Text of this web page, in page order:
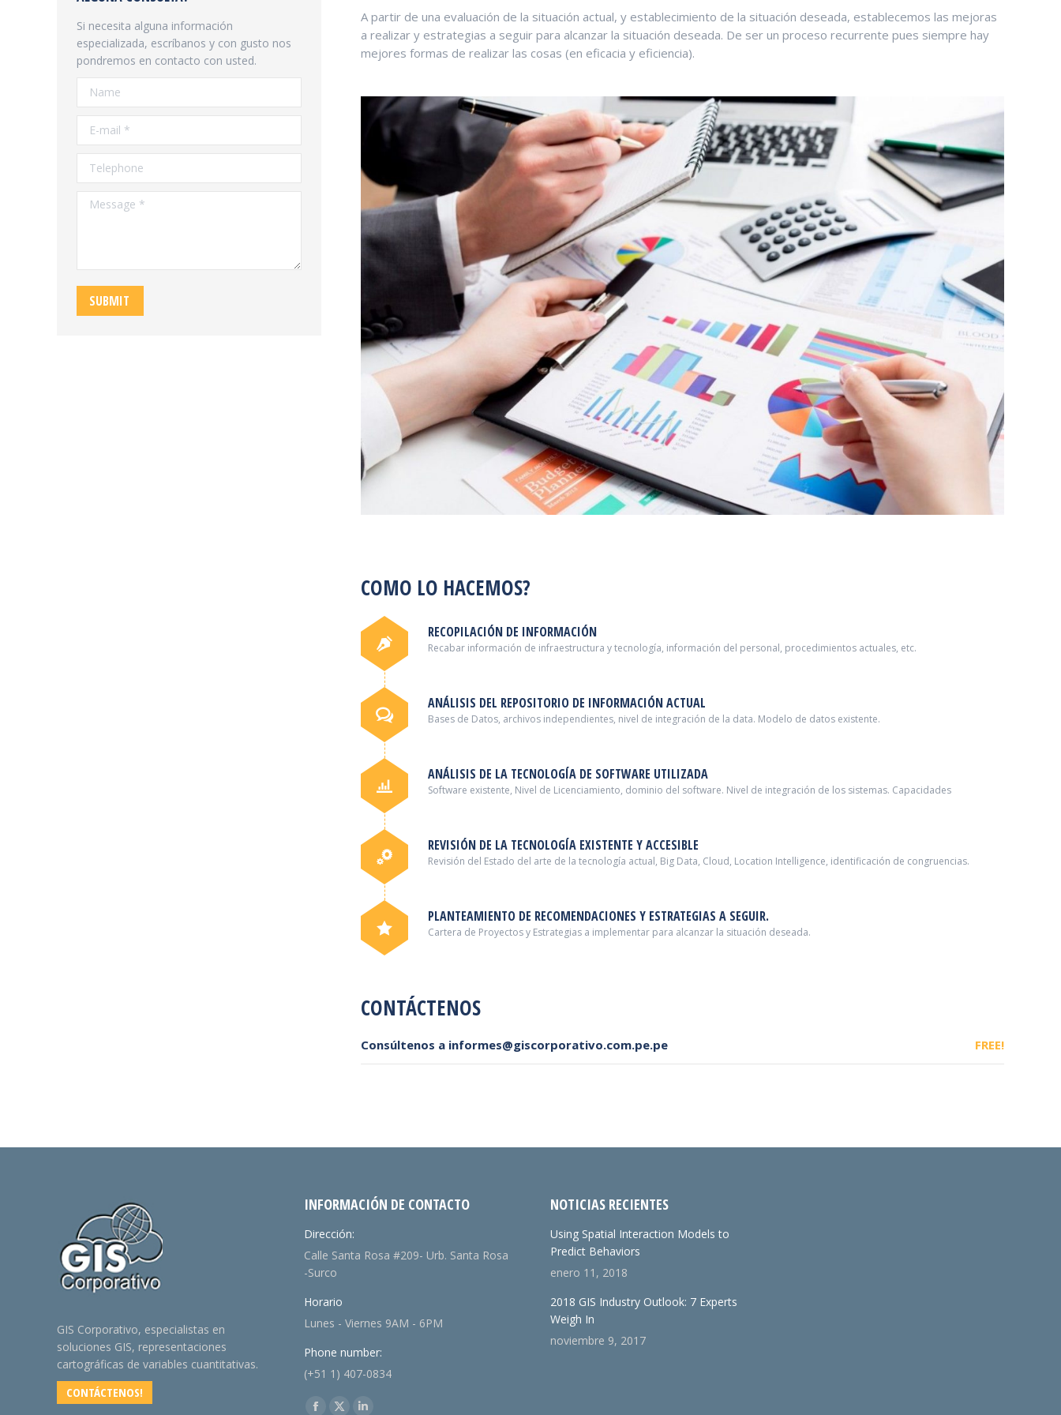
A partir de una evaluación de la situación actual, y establecimiento de la situación deseada, establecemos las mejoras
a realizar y estrategias a seguir para alcanzar la situación deseada. De ser un proceso recurrente pues siempre hay
mejores formas de realizar las cosas (en eficacia y eficiencia).
COMO LO HACEMOS?
RECOPILACIÓN DE INFORMACIÓN
Recabar información de infraestructura y tecnología, información del personal, procedimientos actuales, etc.
ANÁLISIS DEL REPOSITORIO DE INFORMACIÓN ACTUAL
Bases de Datos, archivos independientes, nivel de integración de la data. Modelo de datos existente.
ANÁLISIS DE LA TECNOLOGÍA DE SOFTWARE UTILIZADA
Software existente, Nivel de Licenciamiento, dominio del software. Nivel de integración de los sistemas. Capacidades
REVISIÓN DE LA TECNOLOGÍA EXISTENTE Y ACCESIBLE
Revisión del Estado del arte de la tecnología actual, Big Data, Cloud, Location Intelligence, identificación de congruencias.
PLANTEAMIENTO DE RECOMENDACIONES Y ESTRATEGIAS A SEGUIR.
Cartera de Proyectos y Estrategias a implementar para alcanzar la situación deseada.
CONTÁCTENOS
Consúltenos a informes@giscorporativo.com.pe.pe FREE!
Si necesita alguna información
especializada, escríbanos y con gusto nos
pondremos en contacto con usted.
Name
E-mail *
Telephone
Message *
SUBMIT
GIS Corporativo, especialistas en
soluciones GIS, representaciones
cartográficas de variables cuantitativas.
CONTÁCTENOS!
INFORMACIÓN DE CONTACTO
Dirección:
Calle Santa Rosa #209- Urb. Santa Rosa
-Surco
Horario
Lunes - Viernes 9AM - 6PM
Phone number:
(+51 1) 407-0834
Find us on:
NOTICIAS RECIENTES
Using Spatial Interaction Models to
Predict Behaviors
enero 11, 2018
2018 GIS Industry Outlook: 7 Experts
Weigh In
noviembre 9, 2017